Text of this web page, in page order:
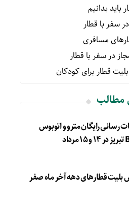
باید بدانیم
سفر با قطار
مسافری
در سفر با قطار
قطار برای کودکان
مطالب
رسانی رایگان مترو و اتوبوس
بلیت قطارهای دهه آخر ماه صفر